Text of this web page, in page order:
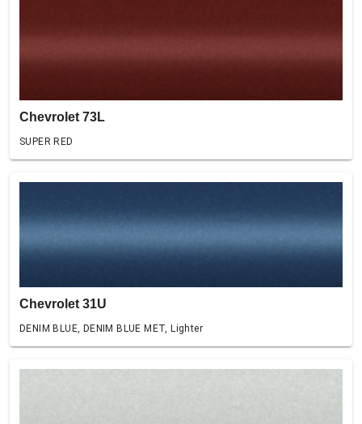
Chevrolet 73L
SUPER RED
Chevrolet 31U
DENIM BLUE, DENIM BLUE MET, Lighter